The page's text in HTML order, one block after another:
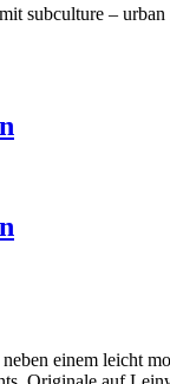
subculture –
einem leicht